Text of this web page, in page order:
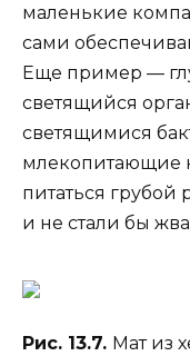
маленькие
сами
Еще пример —
светящийся
светящимися
млекопитающие
питаться грубой
и не стали бы
Рис. 13.7. Мат из